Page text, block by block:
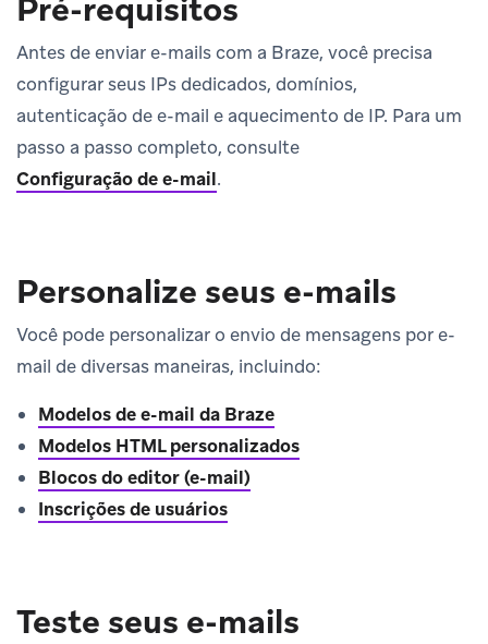
Pré-requisitos
Antes de enviar e-mails com a Braze, você precisa
configurar seus IPs dedicados, domínios,
autenticação de e-mail e aquecimento de IP. Para um
passo a passo completo, consulte
Configuração de e-mail.
Personalize seus e-mails
Você pode personalizar o envio de mensagens por e-
mail de diversas maneiras, incluindo:
Modelos de e-mail da Braze
Modelos HTML personalizados
Blocos do editor (e-mail)
Inscrições de usuários
Teste seus e-mails